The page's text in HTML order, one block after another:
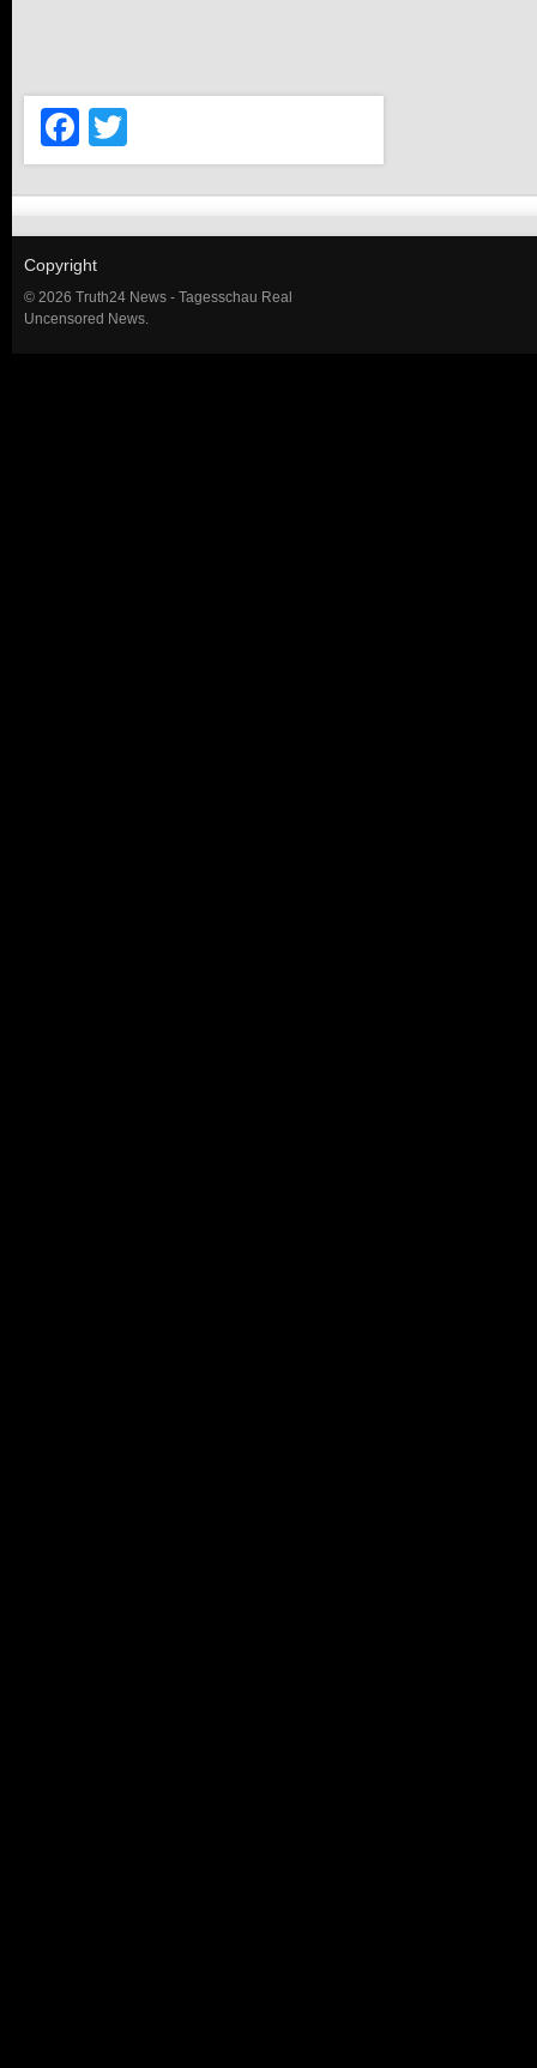
Facebook
Copyright
© 2026 Truth24 News - Tagesschau Real
Uncensored News.